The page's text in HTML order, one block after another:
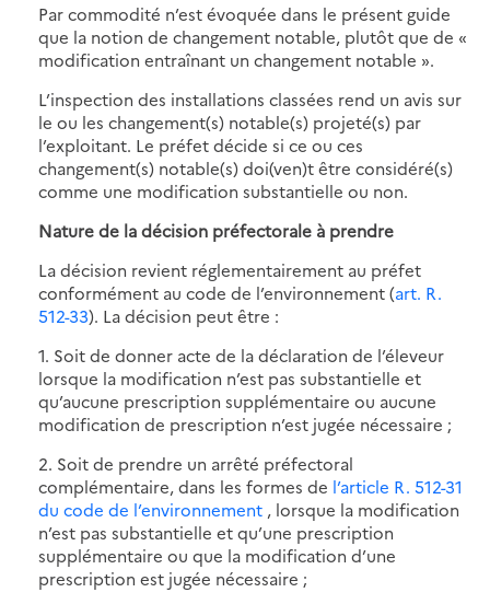
Par commodité n’est évoquée dans le présent guide
que la notion de changement notable, plutôt que de «
modification entraînant un changement notable ».
L’inspection des installations classées rend un avis sur
le ou les changement(s) notable(s) projeté(s) par
l’exploitant. Le préfet décide si ce ou ces
changement(s) notable(s) doi(ven)t être considéré(s)
comme une modification substantielle ou non.
Nature de la décision préfectorale à prendre
La décision revient réglementairement au préfet
conformément au code de l’environnement (art. R.
512-33). La décision peut être :
1. Soit de donner acte de la déclaration de l’éleveur
lorsque la modification n’est pas substantielle et
qu’aucune prescription supplémentaire ou aucune
modification de prescription n’est jugée nécessaire ;
2. Soit de prendre un arrêté préfectoral
complémentaire, dans les formes de l’article R. 512-31
du code de l’environnement , lorsque la modification
n’est pas substantielle et qu’une prescription
supplémentaire ou que la modification d’une
prescription est jugée nécessaire ;